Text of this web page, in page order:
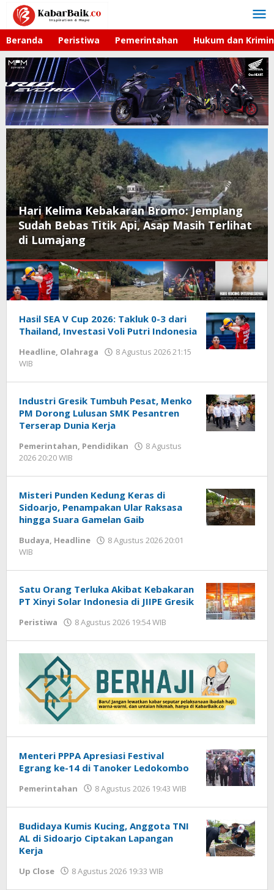
Lewati
konten
Beranda Peristiwa Pemerintahan Hukum dan
Hari Kelima Kebakaran Bromo: Jemplang
Sudah Bebas Titik Api, Asap Masih Terlihat
di Lumajang
KABARBAIK.CO
Hasil SEA V Cup 2026: Takluk 0-3 dari
Thailand, Investasi Voli Putri Indonesia
Headline, Olahraga
8 Agustus 2026 21:15
WIB
Industri Gresik Tumbuh Pesat, Menko
PM Dorong Lulusan SMK Pesantren
Terserap Dunia Kerja
Pemerintahan, Pendidikan
8 Agustus
2026 20:20 WIB
Misteri Punden Kedung Keras di
Sidoarjo, Penampakan Ular Raksasa
hingga Suara Gamelan Gaib
Budaya, Headline
8 Agustus 2026 20:01
WIB
Satu Orang Terluka Akibat Kebakaran
PT Xinyi Solar Indonesia di JIIPE Gresik
Peristiwa 8 Agustus 2026 19:54 WIB
Menteri PPPA Apresiasi Festival
Egrang ke-14 di Tanoker Ledokombo
Pemerintahan 8 Agustus 2026 19:43 WIB
oleh
Budidaya Kumis Kucing, Anggota TNI
AL di Sidoarjo Ciptakan Lapangan
Kerja
Up Close 8 Agustus 2026 19:33 WIB